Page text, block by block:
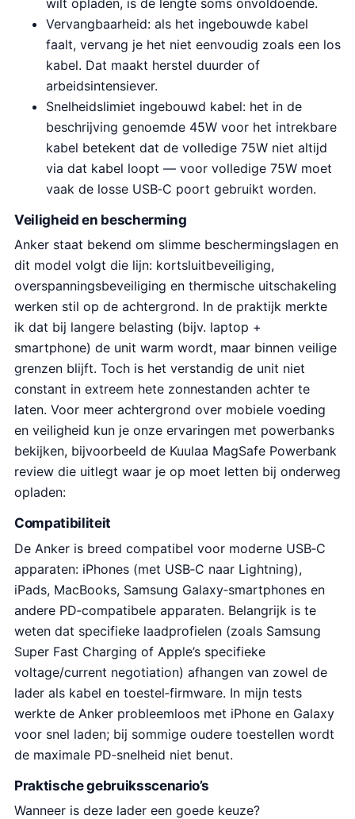
Vervangbaarheid: als het ingebouwde kabel
faalt, vervang je het niet eenvoudig zoals een los
kabel. Dat maakt herstel duurder of
arbeidsintensiever.
Snelheidslimiet ingebouwd kabel: het in de
beschrijving genoemde 45W voor het intrekbare
kabel betekent dat de volledige 75W niet altijd
via dat kabel loopt — voor volledige 75W moet
vaak de losse USB‑C poort gebruikt worden.
Veiligheid en bescherming
Anker staat bekend om slimme beschermingslagen en
dit model volgt die lijn: kortsluitbeveiliging,
overspanningsbeveiliging en thermische uitschakeling
werken stil op de achtergrond. In de praktijk merkte
ik dat bij langere belasting (bijv. laptop +
smartphone) de unit warm wordt, maar binnen veilige
grenzen blijft. Toch is het verstandig de unit niet
constant in extreem hete zonnestanden achter te
laten. Voor meer achtergrond over mobiele voeding
en veiligheid kun je onze ervaringen met powerbanks
bekijken, bijvoorbeeld de Kuulaa MagSafe Powerbank
review die uitlegt waar je op moet letten bij onderweg
opladen:
Compatibiliteit
De Anker is breed compatibel voor moderne USB‑C
apparaten: iPhones (met USB‑C naar Lightning),
iPads, MacBooks, Samsung Galaxy‑smartphones en
andere PD‑compatibele apparaten. Belangrijk is te
weten dat specifieke laadprofielen (zoals Samsung
Super Fast Charging of Apple’s specifieke
voltage/current negotiation) afhangen van zowel de
lader als kabel en toestel‑firmware. In mijn tests
werkte de Anker probleemloos met iPhone en Galaxy
voor snel laden; bij sommige oudere toestellen wordt
de maximale PD‑snelheid niet benut.
Praktische gebruiksscenario’s
Wanneer is deze lader een goede keuze?